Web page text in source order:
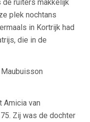
ruiters makkelijk
plek nochtans
in Kortrijk had
die in de
Amicia van
Zij was de dochter